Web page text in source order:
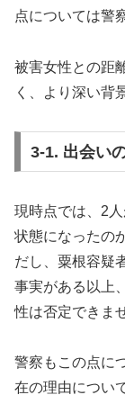
点については警
被害女性との距
く、より深い背
3-1. 出会い
現時点では、2
状態になったの
だし、粟根容疑
事実がある以上
性は否定できま
警察もこの点に
在の理由につい